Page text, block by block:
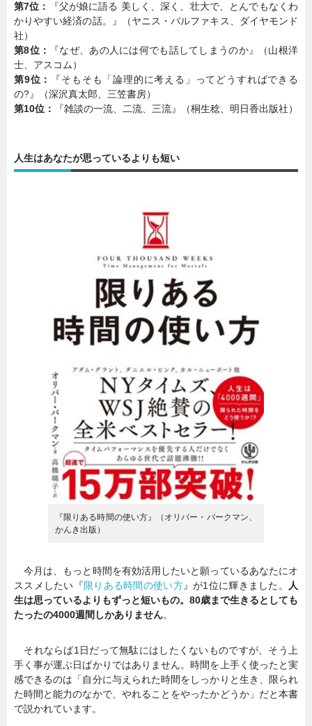
第7位：
『父が娘に語る 美しく、深く、壮大で、とんでもなくわ
かりやすい経済の話。』（ヤニス・バルファキス、ダイヤモンド
社）
第8位：
『なぜ、あの人には何でも話してしまうのか』（山根洋
士、アスコム）
第9位：
『そもそも「論理的に考える」ってどうすればできる
の?』（深沢真太郎、三笠書房）
第10位：
『雑談の一流、二流、三流』（桐生稔、明日香出版社）
人生はあなたが思っているよりも短い
『限りある時間の使い方』（オリバー・バークマン、
かんき出版）
今月は、もっと時間を有効活用したいと願っているあなたにオ
ススメしたい『限りある時間の使い方』が1位に輝きました。
人
生は思っているよりもずっと短いもの。80歳まで生きるとしても
たったの4000週間しかありません。
それならば1日だって無駄にはしたくないものですが、そう上
手く事が運ぶ日ばかりではありません。時間を上手く使ったと実
感できるのは「自分に与えられた時間をしっかりと生き、限られ
た時間と能力のなかで、やれることをやったかどうか」だと本書
で説かれています。